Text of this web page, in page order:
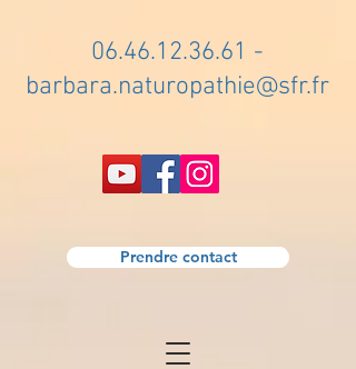
06.46.12.36.61 -
barbara.naturopathie@sfr.fr
Prendre contact